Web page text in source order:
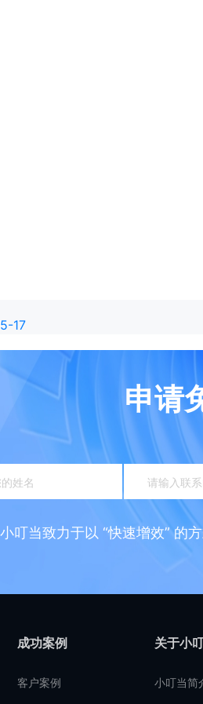
17
申请
小叮当致力于以 “快速增效” 的
成功案例
客户案例
关于小
小叮当简